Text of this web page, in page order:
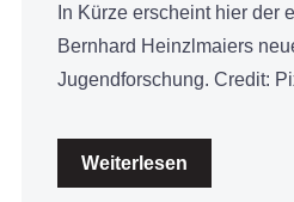
In Kürze erscheint hier der
Bernhard Heinzlmaiers
Jugendforschung. Credit:
Weiterlesen